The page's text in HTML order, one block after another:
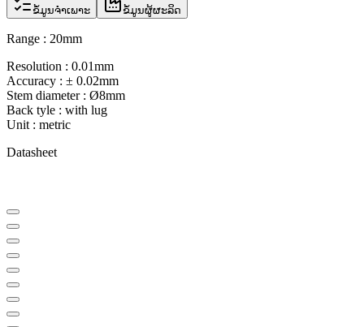
ຂໍ້ມູນຈຳເພາະ ຂໍ້ມູນຜູ້ຜະລິດ
Range : 20mm
Resolution : 0.01mm
Accuracy : ± 0.02mm
Stem diameter : Ø8mm
Back tyle : with lug
Unit : metric
Datasheet